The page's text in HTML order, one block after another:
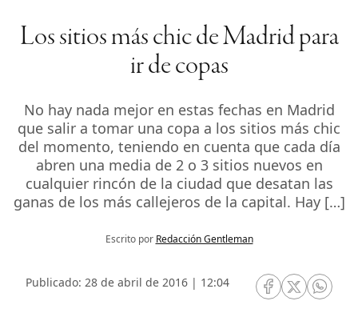
Los sitios más chic de Madrid para
ir de copas
No hay nada mejor en estas fechas en Madrid
que salir a tomar una copa a los sitios más chic
del momento, teniendo en cuenta que cada día
abren una media de 2 o 3 sitios nuevos en
cualquier rincón de la ciudad que desatan las
ganas de los más callejeros de la capital. Hay […]
Escrito por Redacción Gentleman
Publicado: 28 de abril de 2016 | 12:04
RRSS Facebook
RRSSRRSS